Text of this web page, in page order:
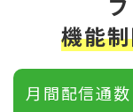
機能
月間配信通数